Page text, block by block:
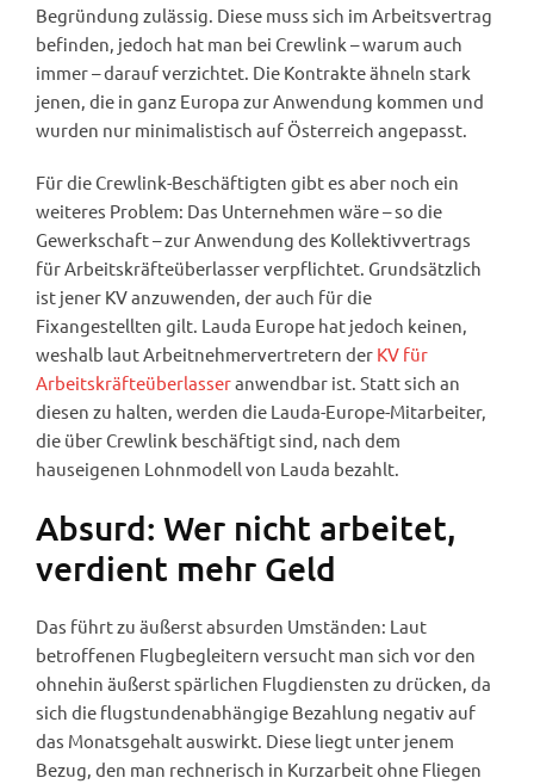
Begründung zulässig. Diese muss sich im Arbeitsvertrag
befinden, jedoch hat man bei Crewlink – warum auch
immer – darauf verzichtet. Die Kontrakte ähneln stark
jenen, die in ganz Europa zur Anwendung kommen und
wurden nur minimalistisch auf Österreich angepasst.
Für die Crewlink-Beschäftigten gibt es aber noch ein
weiteres Problem: Das Unternehmen wäre – so die
Gewerkschaft – zur Anwendung des Kollektivvertrags
für Arbeitskräfteüberlasser verpflichtet. Grundsätzlich
ist jener KV anzuwenden, der auch für die
Fixangestellten gilt. Lauda Europe hat jedoch keinen,
weshalb laut Arbeitnehmervertretern der KV für
Arbeitskräfteüberlasseranwendbar ist. Statt sich an
diesen zu halten, werden die Lauda-Europe-Mitarbeiter,
die über Crewlink beschäftigt sind, nach dem
hauseigenen Lohnmodell von Lauda bezahlt.
Absurd: Wer nicht arbeitet,
verdient mehr Geld
Das führt zu äußerst absurden Umständen: Laut
betroffenen Flugbegleitern versucht man sich vor den
ohnehin äußerst spärlichen Flugdiensten zu drücken, da
sich die flugstundenabhängige Bezahlung negativ auf
das Monatsgehalt auswirkt. Diese liegt unter jenem
Bezug, den man rechnerisch in Kurzarbeit ohne Fliegen